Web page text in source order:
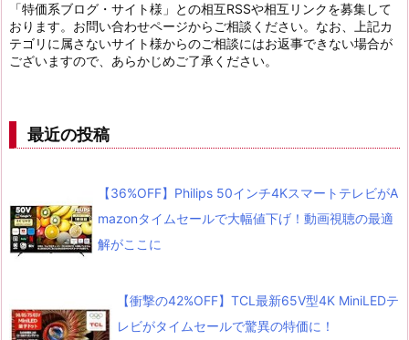
「特価系ブログ・サイト様」との相互RSSや相互リンクを募集して
おります。お問い合わせページからご相談ください。なお、上記カ
テゴリに属さないサイト様からのご相談にはお返事できない場合が
ございますので、あらかじめご了承ください。
最近の投稿
【36%OFF】Philips 50インチ4KスマートテレビがA
mazonタイムセールで大幅値下げ！動画視聴の最適
解がここに
【衝撃の42%OFF】TCL最新65V型4K MiniLEDテ
レビがタイムセールで驚異の特価に！